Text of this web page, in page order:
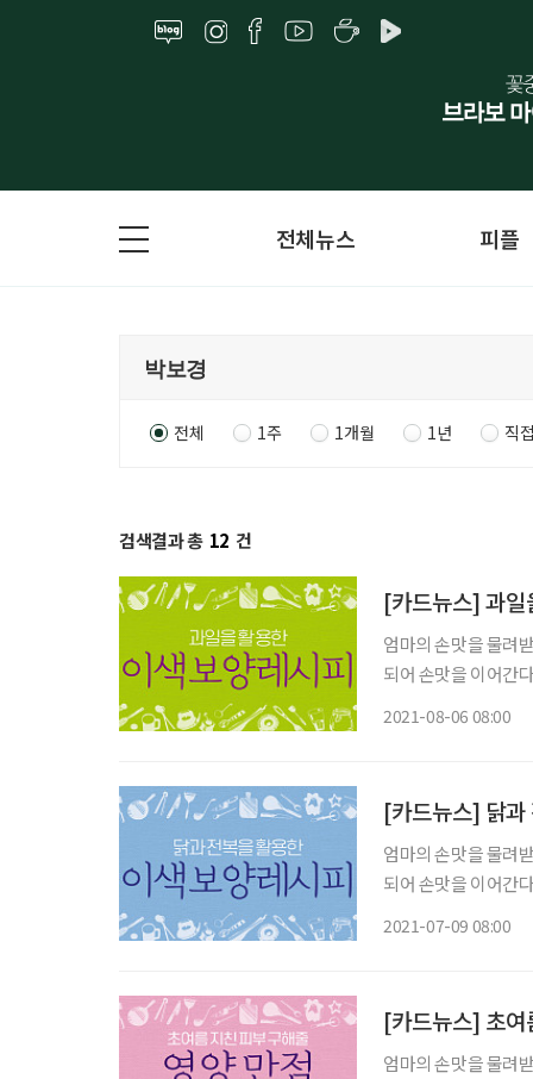
전체뉴스 피플
전체 1주 1개월 1년 직
검색결과 총 12 건
[카드뉴스] 과일
엄마의 손맛을 물려
되어 손맛을 이어간
2021-08-06 08:00
[카드뉴스] 닭과
엄마의 손맛을 물려
되어 손맛을 이어간
2021-07-09 08:00
[카드뉴스] 초여
엄마의 손맛을 물려